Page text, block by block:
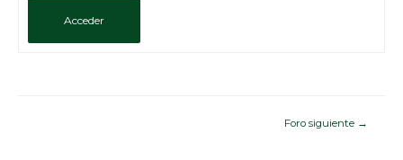
Acceder
Foro siguiente →